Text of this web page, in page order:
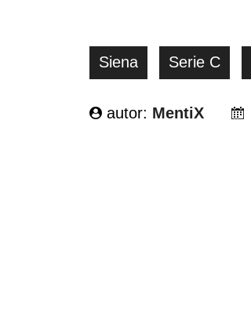
Siena Serie C
autor: MentiX